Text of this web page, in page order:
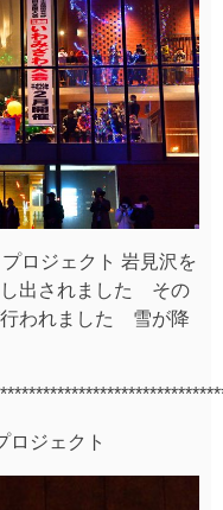
ジェクト 岩見沢を
し出されました その
われました 雪が降
ジェクト